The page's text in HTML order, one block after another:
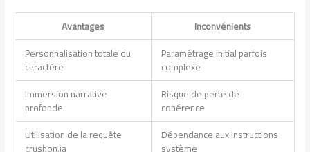
Avantages
Inconvénients
Personnalisation totale du
caractère
Paramétrage initial parfois
complexe
Immersion narrative
profonde
Risque de perte de
cohérence
Utilisation de la requête
crushon.ia
Dépendance aux instructions
système